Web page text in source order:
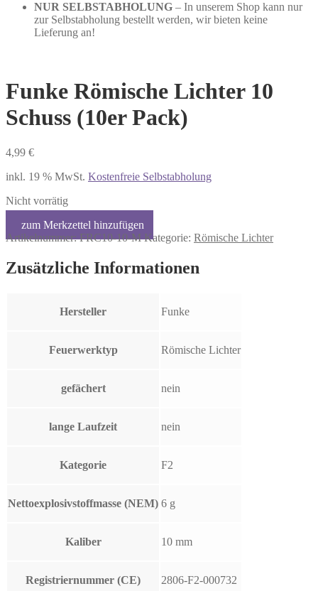
NUR SELBSTABHOLUNG – In unserem Shop kann nur
zur Selbstabholung bestellt werden, wir bieten keine
Lieferung an!
Funke Römische Lichter 10
Schuss (10er Pack)
4,99 €
inkl. 19 % MwSt. Kostenfreie Selbstabholung
Nicht vorrätig
Artikelnummer:FRC10-10-M Kategorie: Römische Lichter
Zusätzliche Informationen
Hersteller Funke
Feuerwerktyp Römische Lichter
gefächert nein
lange Laufzeit nein
Kategorie F2
Nettoexplosivstoffmasse (NEM) 6 g
Kaliber 10 mm
Registriernummer (CE) 2806-F2-000732